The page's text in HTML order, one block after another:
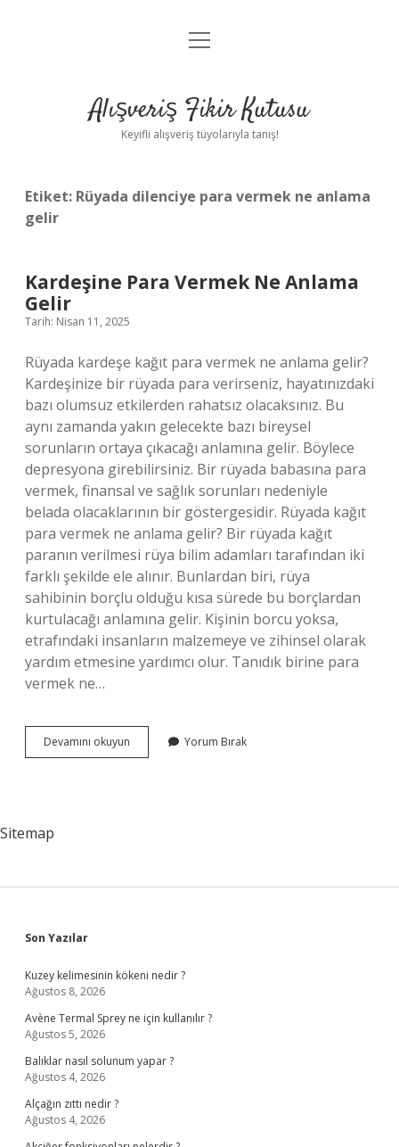
Anasayfa
Yasal Uyarı
menüyü
Alışveriş Fikir Kutusu
Keyifli alışveriş tüyolarıyla tanış!
Etiket: Rüyada dilenciye para vermek ne anlama
gelir
Kardeşine Para Vermek Ne Anlama
Gelir
Tarih: Nisan 11, 2025
Rüyada kardeşe kağıt para vermek ne anlama gelir?
Kardeşinize bir rüyada para verirseniz, hayatınızdaki
bazı olumsuz etkilerden rahatsız olacaksınız. Bu
aynı zamanda yakın gelecekte bazı bireysel
sorunların ortaya çıkacağı anlamına gelir. Böylece
depresyona girebilirsiniz. Bir rüyada babasına para
vermek, finansal ve sağlık sorunları nedeniyle
belada olacaklarının bir göstergesidir. Rüyada kağıt
para vermek ne anlama gelir? Bir rüyada kağıt
paranın verilmesi rüya bilim adamları tarafından iki
farklı şekilde ele alınır. Bunlardan biri, rüya
sahibinin borçlu olduğu kısa sürede bu borçlardan
kurtulacağı anlamına gelir. Kişinin borcu yoksa,
etrafındaki insanların malzemeye ve zihinsel olarak
yardım etmesine yardımcı olur. Tanıdık birine para
vermek ne…
Devamını okuyun Kardeşine
Para
Yorum Bırak
Sitemap
Sidebar
Son Yazılar
Kuzey kelimesinin kökeni nedir ?
Ağustos 8, 2026
Avène Termal Sprey ne için kullanılır ?
Ağustos 5, 2026
Balıklar nasıl solunum yapar ?
Ağustos 4, 2026
Alçağın zıttı nedir ?
Ağustos 4, 2026